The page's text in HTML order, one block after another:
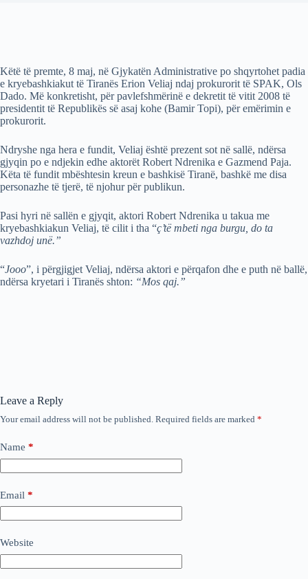
Këtë të premte, 8 maj, në Gjykatën Administrative po shqyrtohet padia
e kryebashkiakut të Tiranës Erion Veliaj ndaj prokurorit të SPAK, Ols
Dado. Më konkretisht, për pavlefshmërinë e dekretit të vitit 2008 të
presidentit të Republikës së asaj kohe (Bamir Topi), për emërimin e
prokurorit.
Ndryshe nga hera e fundit, Veliaj është prezent sot në sallë, ndërsa
gjyqin po e ndjekin edhe aktorët Robert Ndrenika e Gazmend Paja.
Këta të fundit mbështesin kreun e bashkisë Tiranë, bashkë me disa
personazhe të tjerë, të njohur për publikun.
Pasi hyri në sallën e gjyqit, aktori Robert Ndrenika u takua me
kryebashkiakun Veliaj, të cilit i tha “ç’të mbeti nga burgu, do ta
vazhdoj unë.”
“Jooo”, i përgjigjet Veliaj, ndërsa aktori e përqafon dhe e puth në ballë,
ndërsa kryetari i Tiranës shton: “Mos qaj.”
Leave a Reply
Your email address will not be published. Required fields are marked *
Name *
Email *
Website